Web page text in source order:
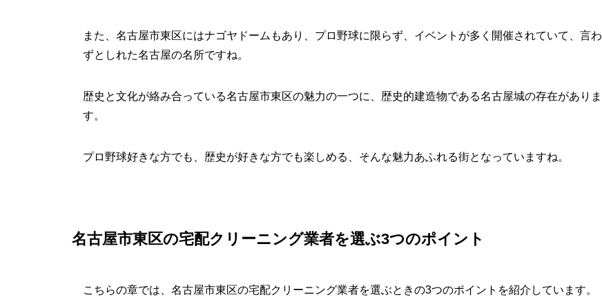
また、名古屋市東区にはナゴヤドームもあり、プロ野球に限らず、イベントが多く開催されていて、言わ
ずとしれた名古屋の名所ですね。
歴史と文化が絡み合っている名古屋市東区の魅力の一つに、歴史的建造物である名古屋城の存在がありま
す。
プロ野球好きな方でも、歴史が好きな方でも楽しめる、そんな魅力あふれる街となっていますね。
名古屋市東区の宅配クリーニング業者を選ぶ3つのポイント
こちらの章では、名古屋市東区の宅配クリーニング業者を選ぶときの3つのポイントを紹介しています。